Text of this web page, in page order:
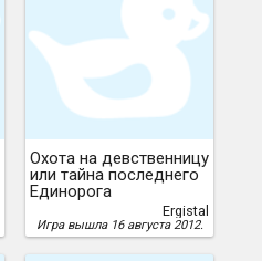
Охота на девственницу
или тайна последнего
Единорога
Ergistal
Игра вышла 16 августа 2012.